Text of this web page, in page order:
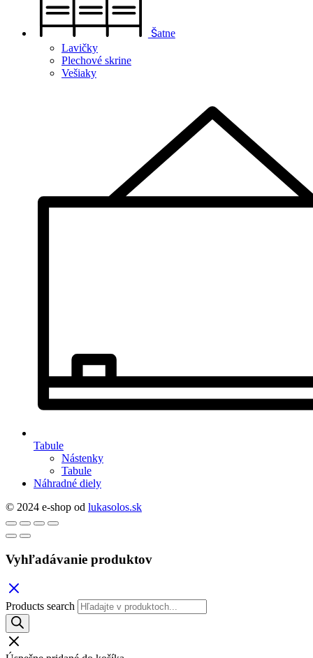
Šatne
Lavičky
Plechové skrine
Vešiaky
Tabule
Nástenky
Tabule
Náhradné diely
© 2024 e-shop od lukasolos.sk
Vyhľadávanie produktov
Products search